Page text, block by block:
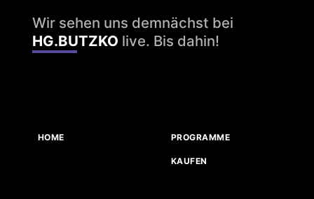
Wir sehen uns demnächst bei
HG.BUTZKO live. Bis dahin!
HOME PROGRAMME
KAUFEN